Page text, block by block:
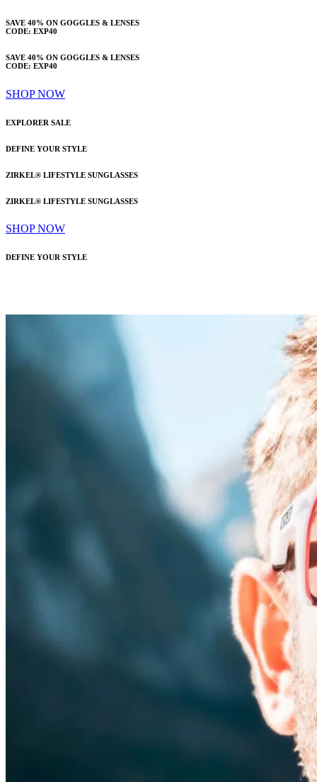
SAVE 40% ON GOGGLES & LENSES
CODE: EXP40
SAVE 40% ON GOGGLES & LENSES
CODE: EXP40
SHOP NOW
EXPLORER SALE
DEFINE YOUR STYLE
ZIRKEL® LIFESTYLE SUNGLASSES
ZIRKEL® LIFESTYLE SUNGLASSES
SHOP NOW
DEFINE YOUR STYLE